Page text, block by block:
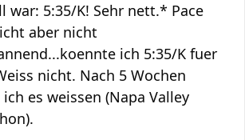
war: 5:35/K! Sehr nett.* Pace
aber nicht
ich 5:35/K fuer
nicht. Nach 5 Wochen
es weissen (Napa Valley